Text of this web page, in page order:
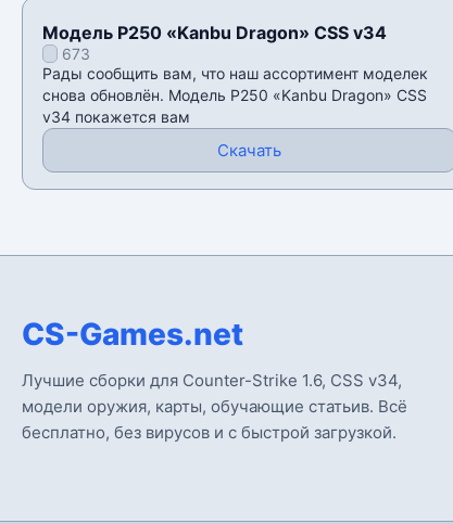
Модель P250 «Kanbu Dragon» CSS v34
673
Рады сообщить вам, что наш ассортимент моделек
снова обновлён. Модель P250 «Kanbu Dragon» CSS
v34 покажется вам
Скачать
CS-Games.net
Лучшие сборки для Counter-Strike 1.6, CSS v34,
модели оружия, карты, обучающие статьив. Всё
бесплатно, без вирусов и с быстрой загрузкой.